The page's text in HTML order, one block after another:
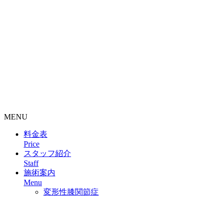
MENU
料金表
Price
スタッフ紹介
Staff
施術案内
Menu
変形性膝関節症